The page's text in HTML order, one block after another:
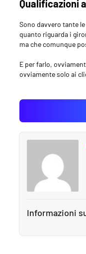
Qualificazioni
Sono davvero tante
quanto riguarda i
ma che comunque
E per farlo,
ovviamente solo ai
Informazioni